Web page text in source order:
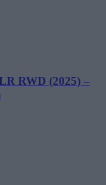
RWD (2025) –